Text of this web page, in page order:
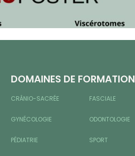
DOMAINES DE FORMATION
CRÂNIO-SACRÉE FASCIALE
GYNÉCOLOGIE ODONTOLOGIE
PÉDIATRIE SPORT